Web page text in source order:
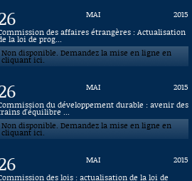
Autres
MAI
2015
des affaires étrangères : Actualisation
la loi de prog...
Non disponible. Demandez la mise en ligne en
cliquant ici.
MAI
2015
du développement durable : avenir des
d'équilibre ...
Non disponible. Demandez la mise en ligne en
cliquant ici.
MAI
2015
des lois : actualisation de la loi de